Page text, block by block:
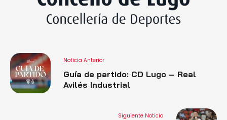
Noticia Anterior
Guía de partido: CD Lugo – Real
Avilés Industrial
Siguiente Noticia